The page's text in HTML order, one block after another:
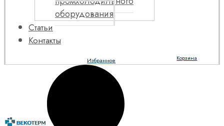
оборудования
Статьи
Контакты
Корзина
Избранное